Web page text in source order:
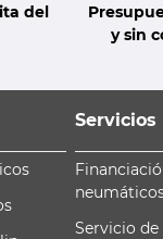
del
y sin
Servicios
Servicio